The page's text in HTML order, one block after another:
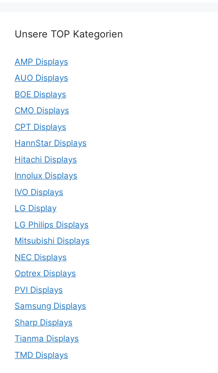
Unsere TOP Kategorien
AMP Displays
AUO Displays
BOE Displays
CMO Displays
CPT Displays
HannStar Displays
Hitachi Displays
Innolux Displays
IVO Displays
LG Display
LG Philips Displays
Mitsubishi Displays
NEC Displays
Optrex Displays
PVI Displays
Samsung Displays
Sharp Displays
Tianma Displays
TMD Displays